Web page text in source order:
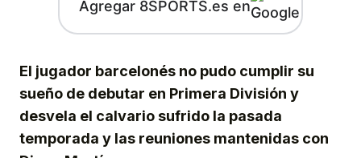
Agregar 8SPORTS.es en
El jugador barcelonés no pudo cumplir su
sueño de debutar en Primera División y
desvela el calvario sufrido la pasada
temporada y las reuniones mantenidas con